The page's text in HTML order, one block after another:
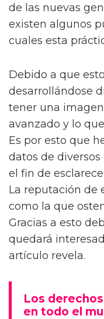
de las nuevas
existen algunos
cuales esta
Debido a que
desarrollándose
tener una
avanzado y lo
Es por esto que
datos de
el fin de
La reputación de
como la que
Gracias a esto
quedará
artículo revela.
Los
en todo el